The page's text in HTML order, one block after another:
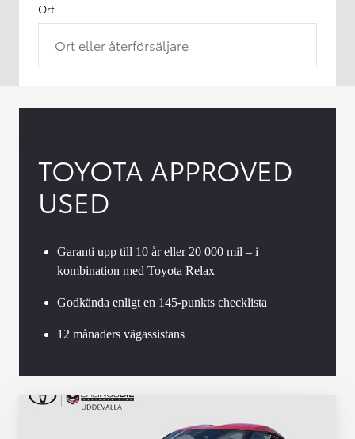
Ort
Ort eller återförsäljare
TOYOTA APPROVED
USED
Garanti upp till 10 år eller 20 000 mil – i
kombination med Toyota Relax
Godkända enligt en 145-punkts checklista
12 månaders vägassistans